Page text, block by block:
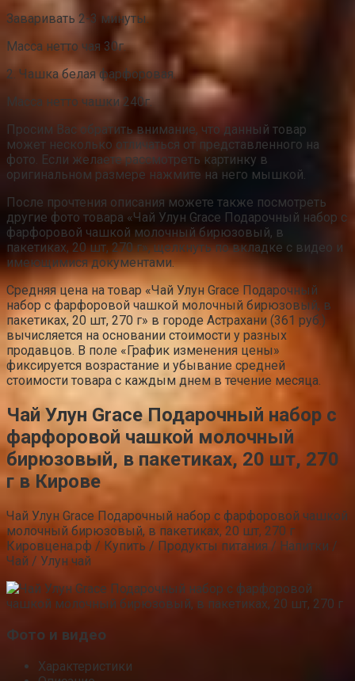
Заваривать 2-3 минуты.
Масса нетто чая 30г.
2. Чашка белая фарфоровая.
Масса нетто чашки 240г.
Просим Вас обратить внимание, что данный товар
может несколько отличаться от представленного на
фото. Если желаете рассмотреть картинку в
оригинальном размере нажмите на него мышкой.
После прочтения описания можете также посмотреть
другие фото товара «Чай Улун Grace Подарочный набор с
фарфоровой чашкой молочный бирюзовый, в
пакетиках, 20 шт, 270 г», щелкнуть по вкладке с видео и
имеющимися документами.
Средняя цена на товар «Чай Улун Grace Подарочный
набор с фарфоровой чашкой молочный бирюзовый, в
пакетиках, 20 шт, 270 г» в городе Астрахани (361 руб.)
вычисляется на основании стоимости у разных
продавцов. В поле «График изменения цены»
фиксируется возрастание и убывание средней
стоимости товара с каждым днем в течение месяца.
Чай Улун Grace Подарочный набор с
фарфоровой чашкой молочный
бирюзовый, в пакетиках, 20 шт, 270
г в Кирове
Чай Улун Grace Подарочный набор с фарфоровой чашкой
молочный бирюзовый, в пакетиках, 20 шт, 270 г
Кировцена.рф / Купить / Продукты питания / Напитки /
Чай / Улун чай
Фото и видео
Характеристики